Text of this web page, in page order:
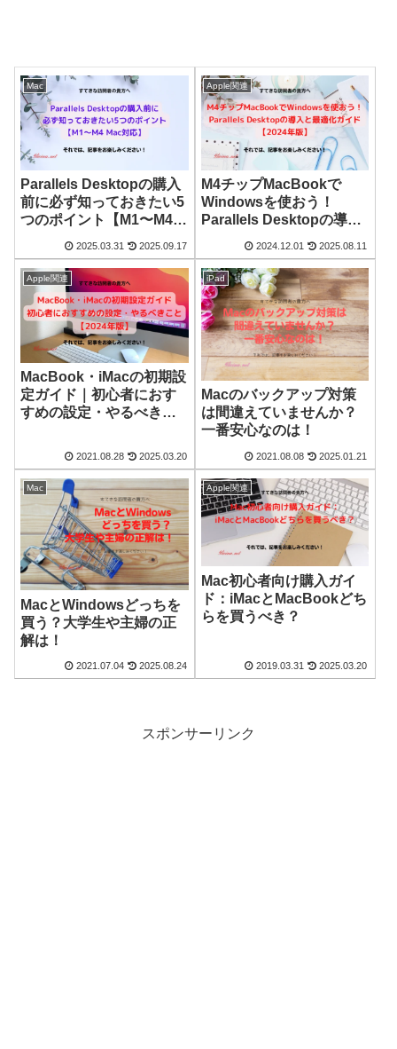
Mac
Parallels Desktopの購入
前に必ず知っておきたい5
つのポイント【M1〜M4
2025.03.31 2025.09.17
Apple関連
M4チップMacBookで
Windowsを使おう！
Parallels Desktopの導入
版】
2024.12.01 2025.08.11
Apple関連
MacBook・iMacの初期設
定ガイド｜初心者におす
すめの設定・やるべきこ
2021.08.28 2025.03.20
iPad
Macのバックアップ対策
は間違えていませんか？
一番安心なのは！
2021.08.08 2025.01.21
Mac
MacとWindowsどっちを
買う？大学生や主婦の正
解は！
2021.07.04 2025.08.24
Apple関連
Mac初心者向け購入ガイ
ド：iMacとMacBookどち
らを買うべき？
2019.03.31 2025.03.20
スポンサーリンク